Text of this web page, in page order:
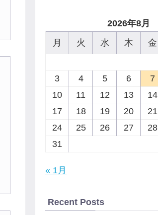
2026年8月
月
火 水 木 金
3
4 5 6 7
10
11 12 13 14
17
18 19 20 21
24
25 26 27 28
31
« 1月
Recent Posts